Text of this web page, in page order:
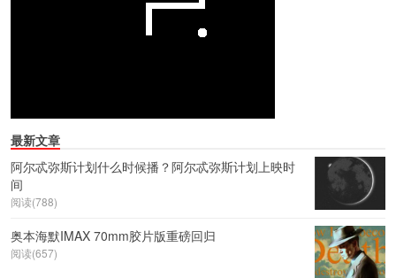
最新文章
阿尔忒弥斯计划什么时候播？阿尔忒弥斯计划上映时
间
阅读(788)
奥本海默IMAX 70mm胶片版重磅回归
阅读(657)